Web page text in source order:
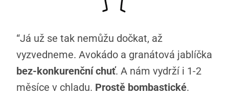
“Já už se tak nemůžu dočkat, až
vyzvedneme. Avokádo a granátová jablíčka
bez-konkurenční chuť. A nám vydrží i 1-2
měsíce v chladu. Prostě bombastické.